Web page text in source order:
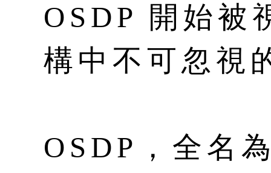
OSDP 開始被
構中不可忽視
OSDP，全名